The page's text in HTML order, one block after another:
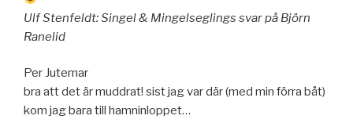
Ulf Stenfeldt: Singel & Mingelseglings svar på Björn
Ranelid
Per Jutemar
bra att det är muddrat! sist jag var där (med min förra båt)
kom jag bara till hamninloppet…